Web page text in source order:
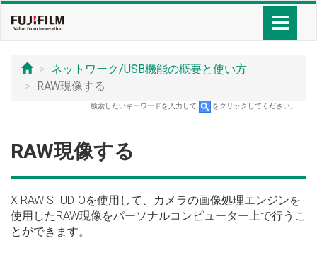
ネットワーク/USB機能の概要と使い方
RAW現像する
検索したいキーワードを入力して をクリックしてください。
RAW現像する
X RAW STUDIOを使用して、カメラの画像処理エンジンを
使用したRAW現像をパーソナルコンピューター上で行うこ
とができます。